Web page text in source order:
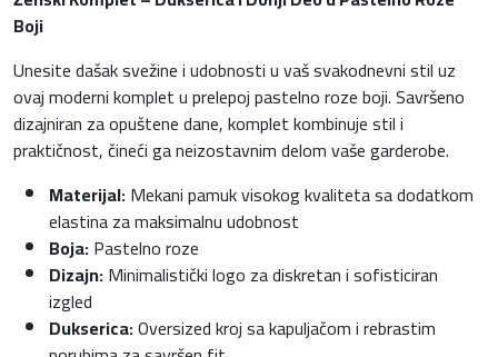
a
j
e
:
1
e
:
8
0
,
0
Boji
Unesite dašak svežine i udobnosti u vaš svakodnevni stil uz
ovaj moderni komplet u prelepoj pastelno roze boji. Savršeno
dizajniran za opuštene dane, komplet kombinuje stil i
praktičnost, čineći ga neizostavnim delom vaše garderobe.
Materijal:Mekani pamuk visokog kvaliteta sa dodatkom
elastina za maksimalnu udobnost
Boja:Pastelno roze
Dizajn:Minimalistički logo za diskretan i sofisticiran
izgled
Dukserica:Oversized kroj sa kapuljačom i rebrastim